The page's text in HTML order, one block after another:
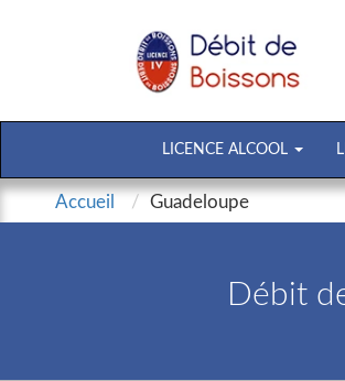
LICENCE ALCOOL
Accueil Guadeloupe
Débit